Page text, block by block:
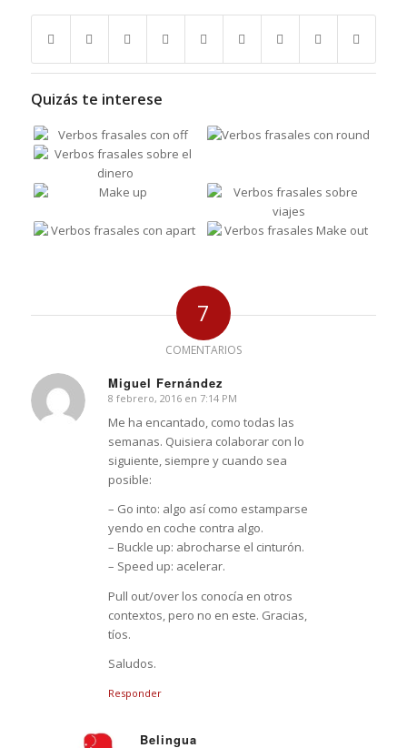
Quizás te interese
7
COMENTARIOS
Miguel Fernández
Dice:
8 febrero, 2016 en 7:14 PM
Me ha encantado, como todas las
semanas. Quisiera colaborar con lo
siguiente, siempre y cuando sea
posible:
– Go into: algo así como estamparse
yendo en coche contra algo.
– Buckle up: abrocharse el cinturón.
– Speed up: acelerar.
Pull out/over los conocía en otros
contextos, pero no en este. Gracias,
tíos.
Saludos.
Responder
Belingua